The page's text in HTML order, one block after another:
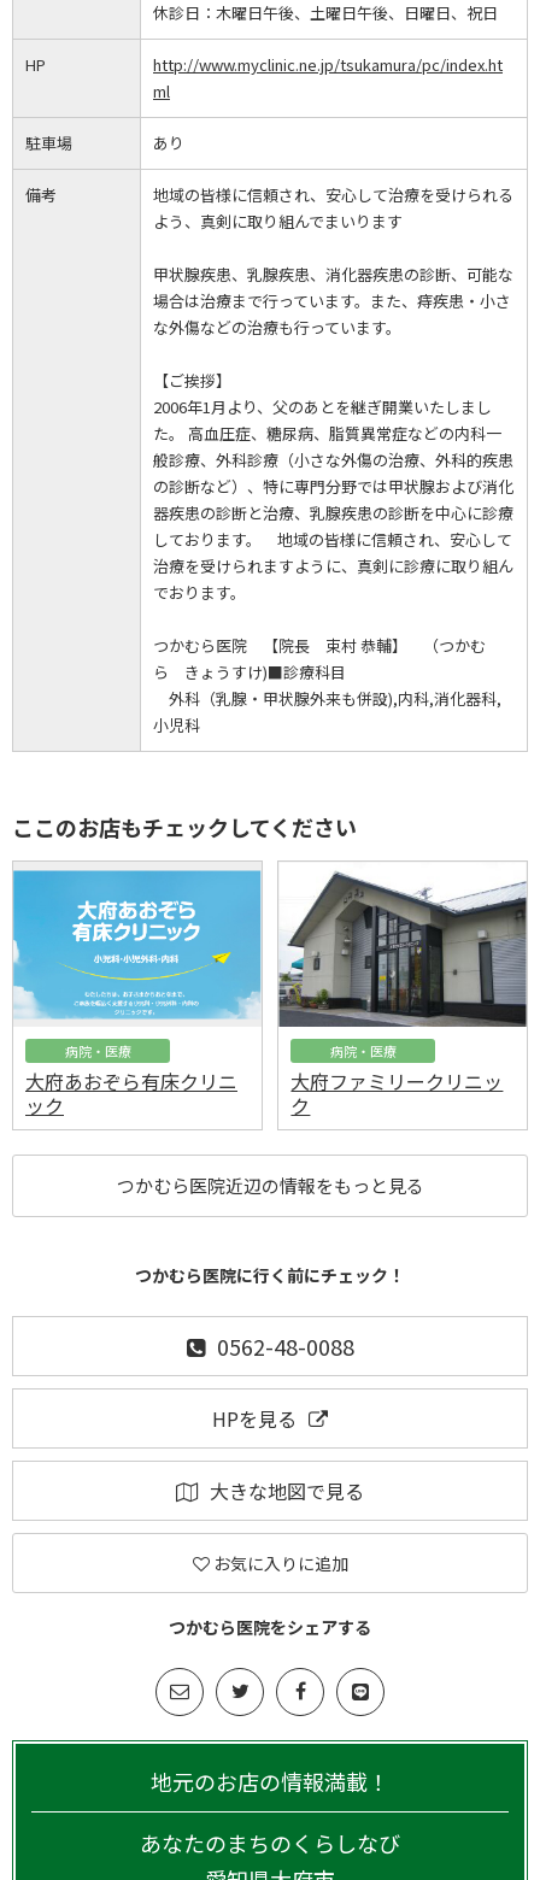
休診日： 木曜日午後、土曜日午後、日曜日、祝日
HP
http://www.myclinic.ne.jp/tsukamura/pc/index.ht
ml
駐車場 あり
備考
地域の皆様に信頼され、安心して治療を受けられる
よう、真剣に取り組んでまいります
甲状腺疾患、乳腺疾患、消化器疾患の診断、可能な
場合は治療まで行っています。また、痔疾患・小さ
な外傷などの治療も行っています。
【ご挨拶】
2006年1月より、父のあとを継ぎ開業いたしまし
た。 高血圧症、糖尿病、脂質異常症などの内科一
般診療、外科診療（小さな外傷の治療、外科的疾患
の診断など）、特に専門分野では甲状腺および消化
器疾患の診断と治療、乳腺疾患の診断を中心に診療
しております。 地域の皆様に信頼され、安心して
治療を受けられますように、真剣に診療に取り組ん
でおります。
つかむら医院 【院長 束村 恭輔】 （つかむ
ら きょうすけ)■診療科目
外科（乳腺・甲状腺外来も併設),内科,消化器科,
小児科
ここのお店もチェックしてください
病院・医療
大府あおぞら有床クリニ
ック
病院・医療
大府ファミリークリニッ
ク
つかむら医院近辺の情報をもっと見る
つかむら医院に行く前にチェック！
0562-48-0088
HPを見る
大きな地図で見る
お気に入りに追加
つかむら医院をシェアする
地元のお店の情報満載！
あなたのまちのくらしなび